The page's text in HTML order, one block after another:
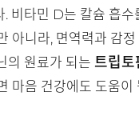
. 비타민 D는 칼슘 흡수
아니라, 면역력과 감정
의 원료가 되는 트립토
마음 건강에도 도움이